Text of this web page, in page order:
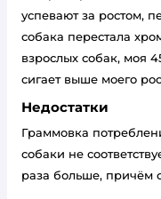
успевают за ростом,
собака перестала
взрослых собак, моя
сигает выше моего
Недостатки
Граммовка
собаки не
раза больше, причём